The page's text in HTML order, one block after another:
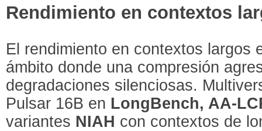
Rendimiento en contextos
El rendimiento en contextos largos
ámbito donde una compresión
degradaciones silenciosas.
Pulsar 16B en LongBench, AA-
variantes NIAH con contextos de